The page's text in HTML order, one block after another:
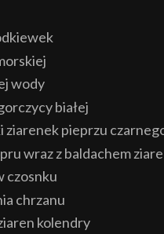
wody
białej
ziarenek pieprzu
wraz z baldachem
czosnku
chrzanu
kolendry